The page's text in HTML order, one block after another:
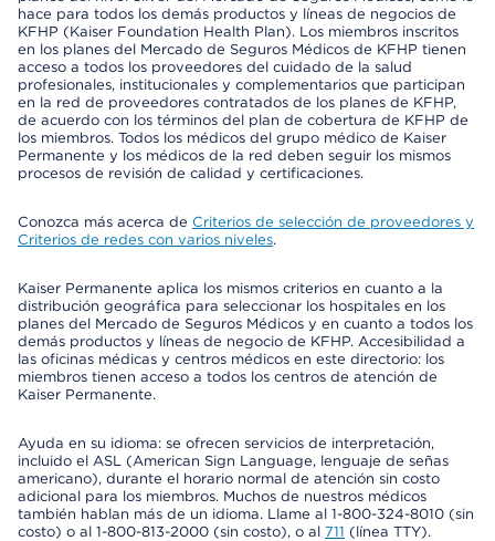
hace para todos los demás productos y líneas de negocios de
KFHP (Kaiser Foundation Health Plan). Los miembros inscritos
en los planes del Mercado de Seguros Médicos de KFHP tienen
acceso a todos los proveedores del cuidado de la salud
profesionales, institucionales y complementarios que participan
en la red de proveedores contratados de los planes de KFHP,
de acuerdo con los términos del plan de cobertura de KFHP de
los miembros. Todos los médicos del grupo médico de Kaiser
Permanente y los médicos de la red deben seguir los mismos
procesos de revisión de calidad y certificaciones.
Conozca más acerca de Criterios de selección de proveedores y
Criterios de redes con varios niveles.
Kaiser Permanente aplica los mismos criterios en cuanto a la
distribución geográfica para seleccionar los hospitales en los
planes del Mercado de Seguros Médicos y en cuanto a todos los
demás productos y líneas de negocio de KFHP. Accesibilidad a
las oficinas médicas y centros médicos en este directorio: los
miembros tienen acceso a todos los centros de atención de
Kaiser Permanente.
Ayuda en su idioma: se ofrecen servicios de interpretación,
incluido el ASL (American Sign Language, lenguaje de señas
americano), durante el horario normal de atención sin costo
adicional para los miembros. Muchos de nuestros médicos
también hablan más de un idioma. Llame al 1-800-324-8010 (sin
costo) o al 1-800-813-2000 (sin costo), o al 711 (línea TTY).